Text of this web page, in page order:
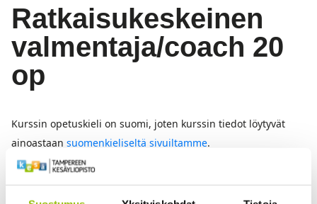
Ratkaisukeskeinen
valmentaja/coach 20
op
Kurssin opetuskieli on suomi, joten kurssin tiedot löytyvät
ainoastaan suomenkieliseltä sivuiltamme.
This course is taught in Finnish, so the information is